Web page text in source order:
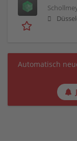
Automatisch